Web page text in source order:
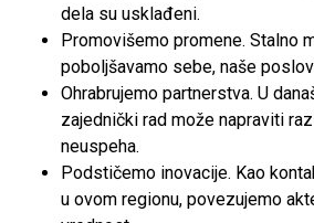
dela su usklađeni.
Promovišemo promene. Stalno
poboljšavamo sebe, naše
Ohrabrujemo partnerstva. U
zajednički rad može napraviti
neuspeha.
Podstičemo inovacije. Kao
u ovom regionu, povezujemo